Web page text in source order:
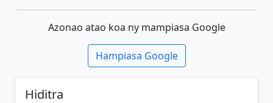
Azonao atao koa ny mampiasa Google
Hampiasa Google
Hiditra